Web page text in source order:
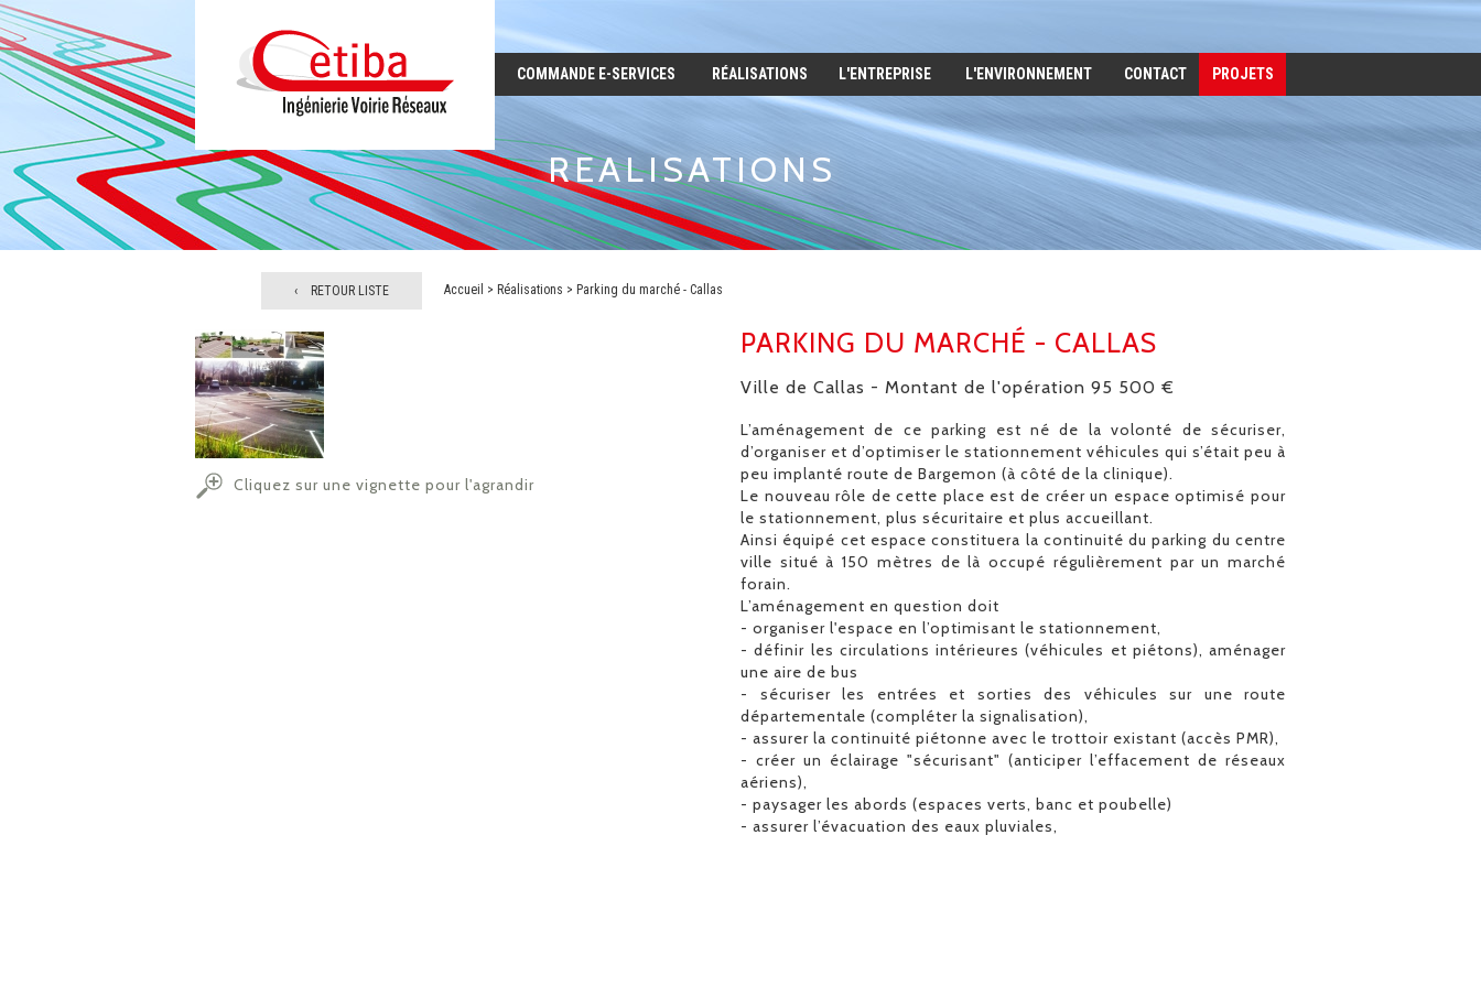
COMMANDE E-SERVICES RÉALISATIONS L'ENTREPRISE L'ENVIRONNEMENT CONTACT PROJETS
REALISATIONS
‹ RETOUR LISTE Accueil Réalisations Parking du marché - Callas
Cliquez sur une vignette pour l'agrandir
PARKING DU MARCHÉ - CALLAS
Ville de Callas - Montant de l'opération 95 500 €
L’aménagement de ce parking est né de la volonté de sécuriser,
d’organiser et d’optimiser le stationnement véhicules qui s’était peu à
peu implanté route de Bargemon (à côté de la clinique).
Le nouveau rôle de cette place est de créer un espace optimisé pour
le stationnement, plus sécuritaire et plus accueillant.
Ainsi équipé cet espace constituera la continuité du parking du centre
ville situé à 150 mètres de là occupé régulièrement par un marché
forain.
L’aménagement en question doit
- organiser l'espace en l’optimisant le stationnement,
- définir les circulations intérieures (véhicules et piétons), aménager
une aire de bus
- sécuriser les entrées et sorties des véhicules sur une route
départementale (compléter la signalisation),
- assurer la continuité piétonne avec le trottoir existant (accès PMR),
- créer un éclairage "sécurisant" (anticiper l’effacement de réseaux
aériens),
- paysager les abords (espaces verts, banc et poubelle)
- assurer l’évacuation des eaux pluviales,